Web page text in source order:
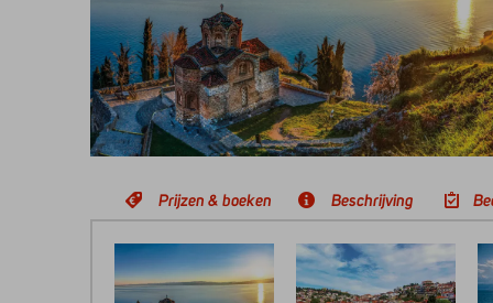
Prijzen & boeken Beschrijving